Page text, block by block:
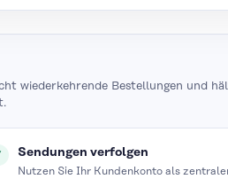
wiederkehrende Bestellungen und
Sendungen verfolgen
Nutzen Sie Ihr Kundenkonto als